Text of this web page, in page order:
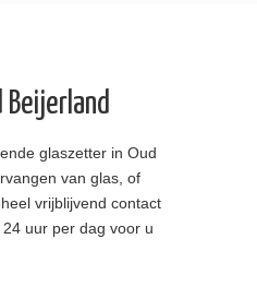
Beijerland
glaszetter in Oud
van glas, of
vrijblijvend contact
uur per dag voor u